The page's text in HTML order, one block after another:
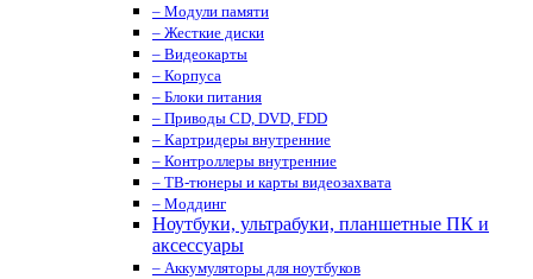
– Модули памяти
– Жесткие диски
– Видеокарты
– Корпуса
– Блоки питания
– Приводы CD, DVD, FDD
– Картридеры внутренние
– Контроллеры внутренние
– ТВ-тюнеры и карты видеозахвата
– Моддинг
Ноутбуки, ультрабуки, планшетные ПК и
аксессуары
– Аккумуляторы для ноутбуков